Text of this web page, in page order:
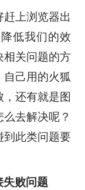
上浏览器出
低我们的效
相关问题的方
己用的火狐
还有就是图
去解决呢？
到此类问题要
失败问题